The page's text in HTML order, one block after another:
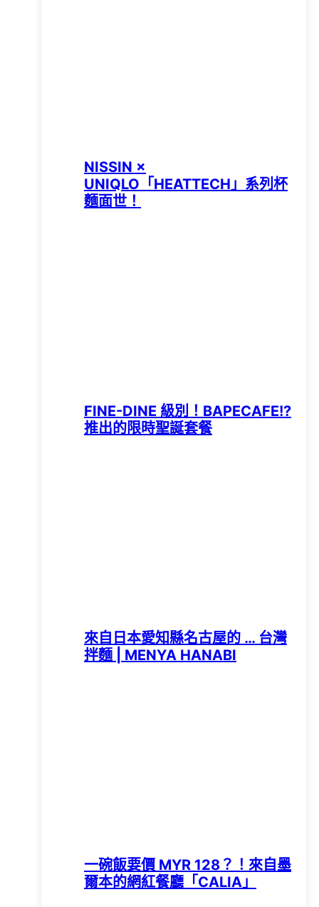
NISSIN ×
UNIQLO「HEATTECH」系列杯
麵面世！
FINE-DINE 級別！BAPECAFE!?
推出的限時聖誕套餐
來自日本愛知縣名古屋的 … 台灣
拌麵 | MENYA HANABI
一碗飯要價 MYR 128？！來自墨
爾本的網紅餐廳「CALIA」